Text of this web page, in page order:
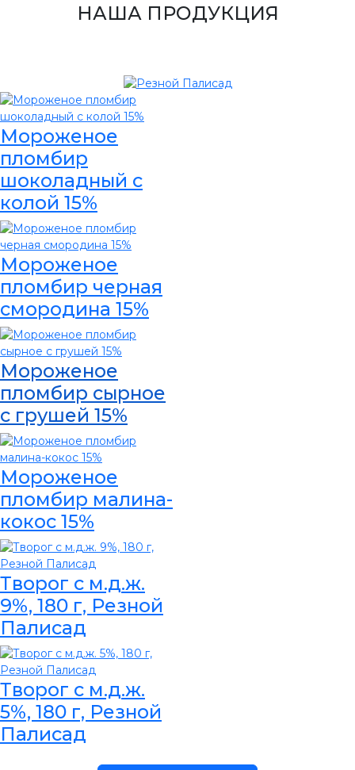
НАША ПРОДУКЦИЯ
Мороженое
пломбир
шоколадный с
колой 15%
Мороженое
пломбир черная
смородина 15%
Мороженое
пломбир сырное
с грушей 15%
Мороженое
пломбир малина-
кокос 15%
Творог с м.д.ж.
9%, 180 г, Резной
Палисад
Творог с м.д.ж.
5%, 180 г, Резной
Палисад